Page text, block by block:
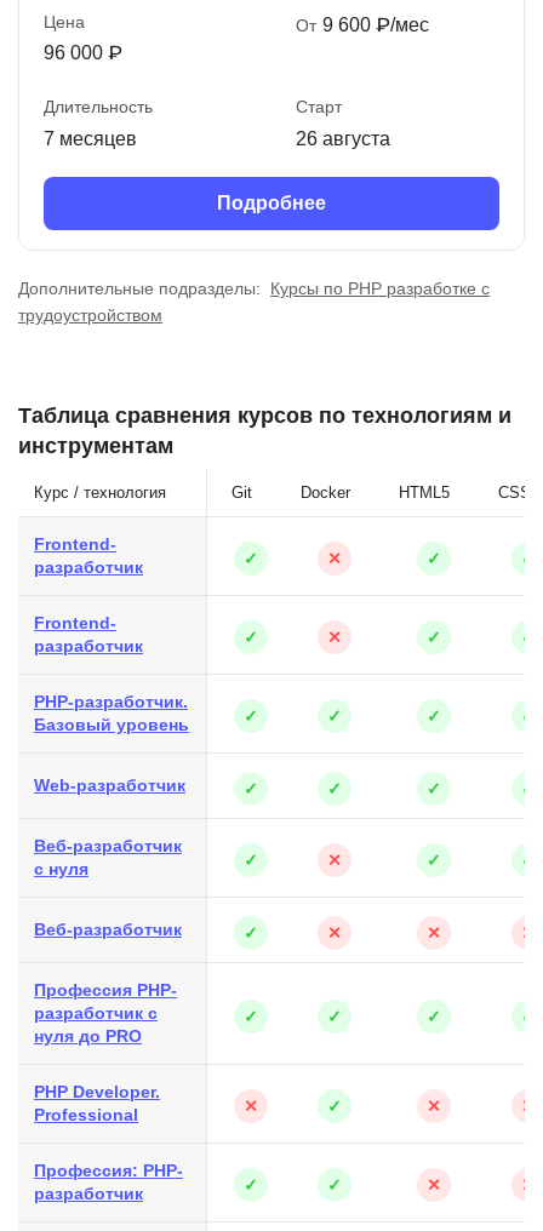
Цена
96 000 ₽
От 9 600 ₽/мес
Длительность
7 месяцев
Старт
26 августа
Подробнее
Дополнительные подразделы:
Курсы по PHP разработке с
трудоустройством
Таблица сравнения курсов по технологиям и
инструментам
Курс / технология Git Docker HTML5 CSS3
Frontend-
разработчик
✓ ✕ ✓ ✓
Frontend-
разработчик
✓ ✕ ✓ ✓
PHP-разработчик.
Базовый уровень
✓ ✓ ✓ ✓
Web-разработчик ✓ ✓ ✓ ✓
Веб-разработчик
с нуля
✓ ✕ ✓ ✓
Веб-разработчик ✓ ✕ ✕ ✕
Профессия PHP-
разработчик с
нуля до PRO
✓ ✓ ✓ ✓
PHP Developer.
Professional
✕ ✓ ✕ ✕
Профессия: PHP-
разработчик
✓ ✓ ✕ ✕